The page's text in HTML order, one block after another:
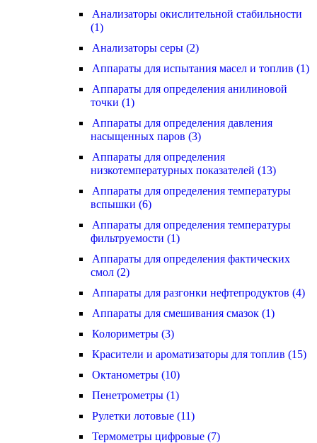
Анализаторы окислительной стабильности
(1)
Анализаторы серы (2)
Аппараты для испытания масел и топлив (1)
Аппараты для определения анилиновой
точки (1)
Аппараты для определения давления
насыщенных паров (3)
Аппараты для определения
низкотемпературных показателей (13)
Аппараты для определения температуры
вспышки (6)
Аппараты для определения температуры
фильтруемости (1)
Аппараты для определения фактических
смол (2)
Аппараты для разгонки нефтепродуктов (4)
Аппараты для смешивания смазок (1)
Колориметры (3)
Красители и ароматизаторы для топлив (15)
Октанометры (10)
Пенетрометры (1)
Рулетки лотовые (11)
Термометры цифровые (7)